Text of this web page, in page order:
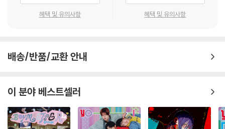
관련 사진과 동영상 및 재생 기기 모델명을 첨부하여 첨부하여 고객센터에
문의 바랍니다.혜택 및 유의사항 혜택 및 유의사항
배송/반품/교환 안내
이 분야 베스트셀러